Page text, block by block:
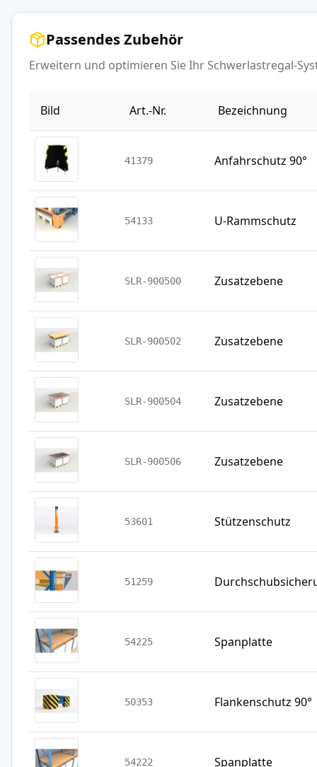
Passendes Zubehör
Erweitern und optimieren Sie Ihr Schwerlastregal-
Bild Art.-Nr. Bezeichnung
41379 Anfahrschutz 90°
54133 U-Rammschutz
SLR-900500 Zusatzebene
SLR-900502 Zusatzebene
SLR-900504 Zusatzebene
SLR-900506 Zusatzebene
53601 Stützenschutz
51259
54225 Spanplatte
50353 Flankenschutz 90°
54222 Spanplatte